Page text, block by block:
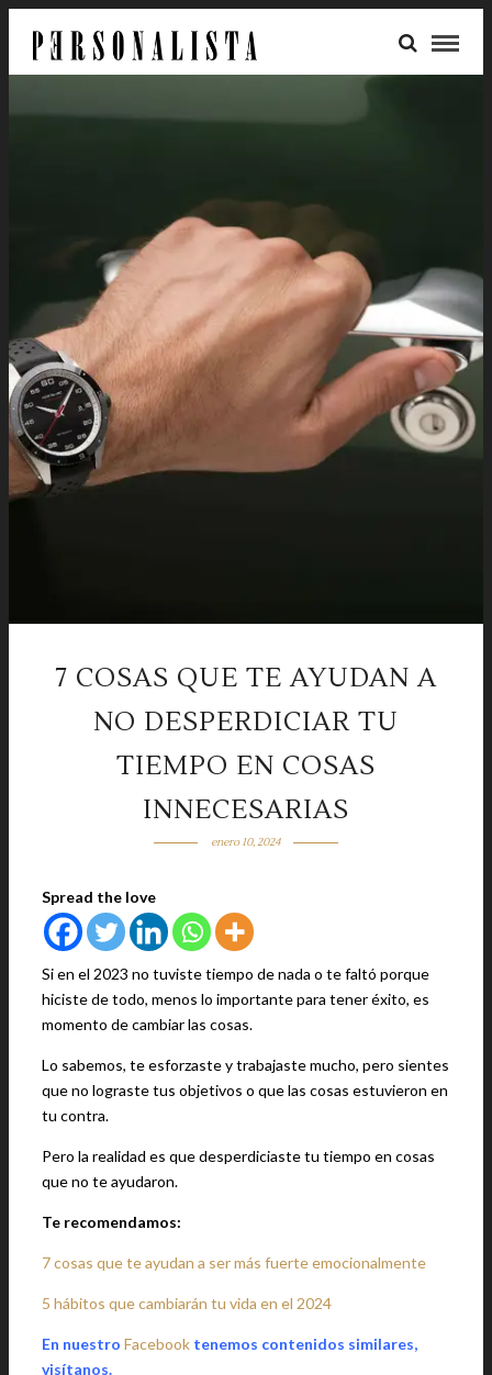
7 COSAS QUE TE AYUDAN A
NO DESPERDICIAR TU
TIEMPO EN COSAS
INNECESARIAS
enero 10, 2024
Spread the love
Si en el 2023 no tuviste tiempo de nada o te faltó porque
hiciste de todo, menos lo importante para tener éxito, es
momento de cambiar las cosas.
Lo sabemos, te esforzaste y trabajaste mucho, pero sientes
que no lograste tus objetivos o que las cosas estuvieron en
tu contra.
Pero la realidad es que desperdiciaste tu tiempo en cosas
que no te ayudaron.
Te recomendamos:
7 cosas que te ayudan a ser más fuerte emocionalmente
5 hábitos que cambiarán tu vida en el 2024
En nuestro Facebook tenemos contenidos similares,
visítanos.